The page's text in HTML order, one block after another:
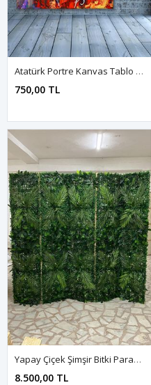
Atatürk Portre Kanvas Tablo | Premium Sanat Baskı
750,00 TL
Yapay Çiçek Şimşir Bitki Paravan Seperatör Oda Bölme Dekor
8.500,00 TL